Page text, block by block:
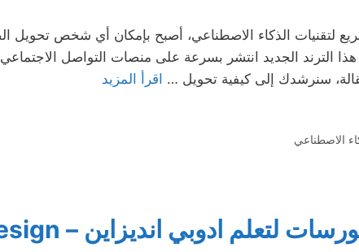
لتقنيات الذكاء الاصطناعي، أصبح بإمكان أي شخص تحويل
اقرأ المزيد
الاصطناعي